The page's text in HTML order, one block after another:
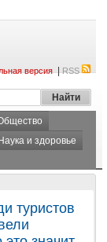
версия|RSS
Наука и здоровье
туристов